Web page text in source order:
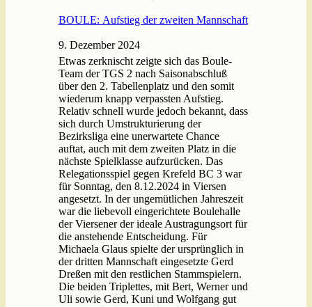
BOULE: Aufstieg der zweiten Mannschaft
9. Dezember 2024
Etwas zerknischt zeigte sich das Boule-
Team der TGS 2 nach Saisonabschluß
über den 2. Tabellenplatz und den somit
wiederum knapp verpassten Aufstieg.
Relativ schnell wurde jedoch bekannt, dass
sich durch Umstrukturierung der
Bezirksliga eine unerwartete Chance
auftat, auch mit dem zweiten Platz in die
nächste Spielklasse aufzurücken. Das
Relegationsspiel gegen Krefeld BC 3 war
für Sonntag, den 8.12.2024 in Viersen
angesetzt. In der ungemütlichen Jahreszeit
war die liebevoll eingerichtete Boulehalle
der Viersener der ideale Austragungsort für
die anstehende Entscheidung. Für
Michaela Glaus spielte der ursprünglich in
der dritten Mannschaft eingesetzte Gerd
Dreßen mit den restlichen Stammspielern.
Die beiden Triplettes, mit Bert, Werner und
Uli sowie Gerd, Kuni und Wolfgang gut